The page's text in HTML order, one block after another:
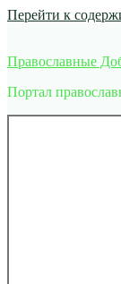
Перейти к
Православные
Портал